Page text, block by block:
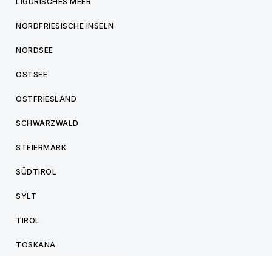
NORDFRIESISCHE INSELN
NORDSEE
OSTSEE
OSTFRIESLAND
SCHWARZWALD
STEIERMARK
SÜDTIROL
SYLT
TIROL
TOSKANA